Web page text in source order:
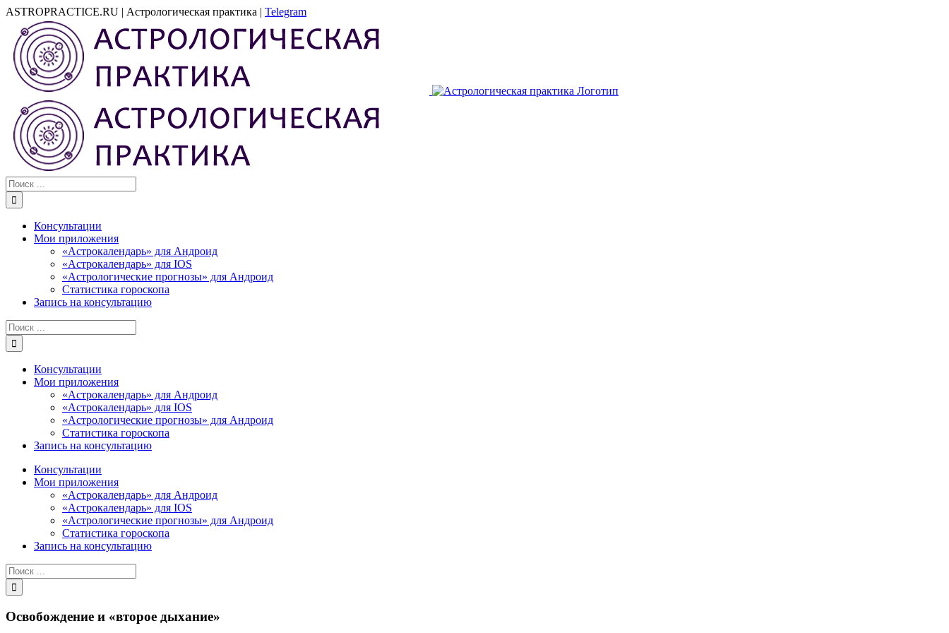
Skip
content
ASTROPRACTICE.RU | Астрологическая практика | Telegram
Email
Результат
поиска:
Консультации
Мои приложения
«Астрокалендарь» для Андроид
«Астрокалендарь» для IOS
«Астрологические прогнозы» для Андроид
Статистика гороскопа
Запись на консультацию
Результат
поиска:
Консультации
Мои приложения
«Астрокалендарь» для Андроид
«Астрокалендарь» для IOS
«Астрологические прогнозы» для Андроид
Статистика гороскопа
Запись на консультацию
Консультации
Мои приложения
«Астрокалендарь» для Андроид
«Астрокалендарь» для IOS
«Астрологические прогнозы» для Андроид
Статистика гороскопа
Запись на консультацию
Результат
поиска:
Освобождение и «второе дыхание»